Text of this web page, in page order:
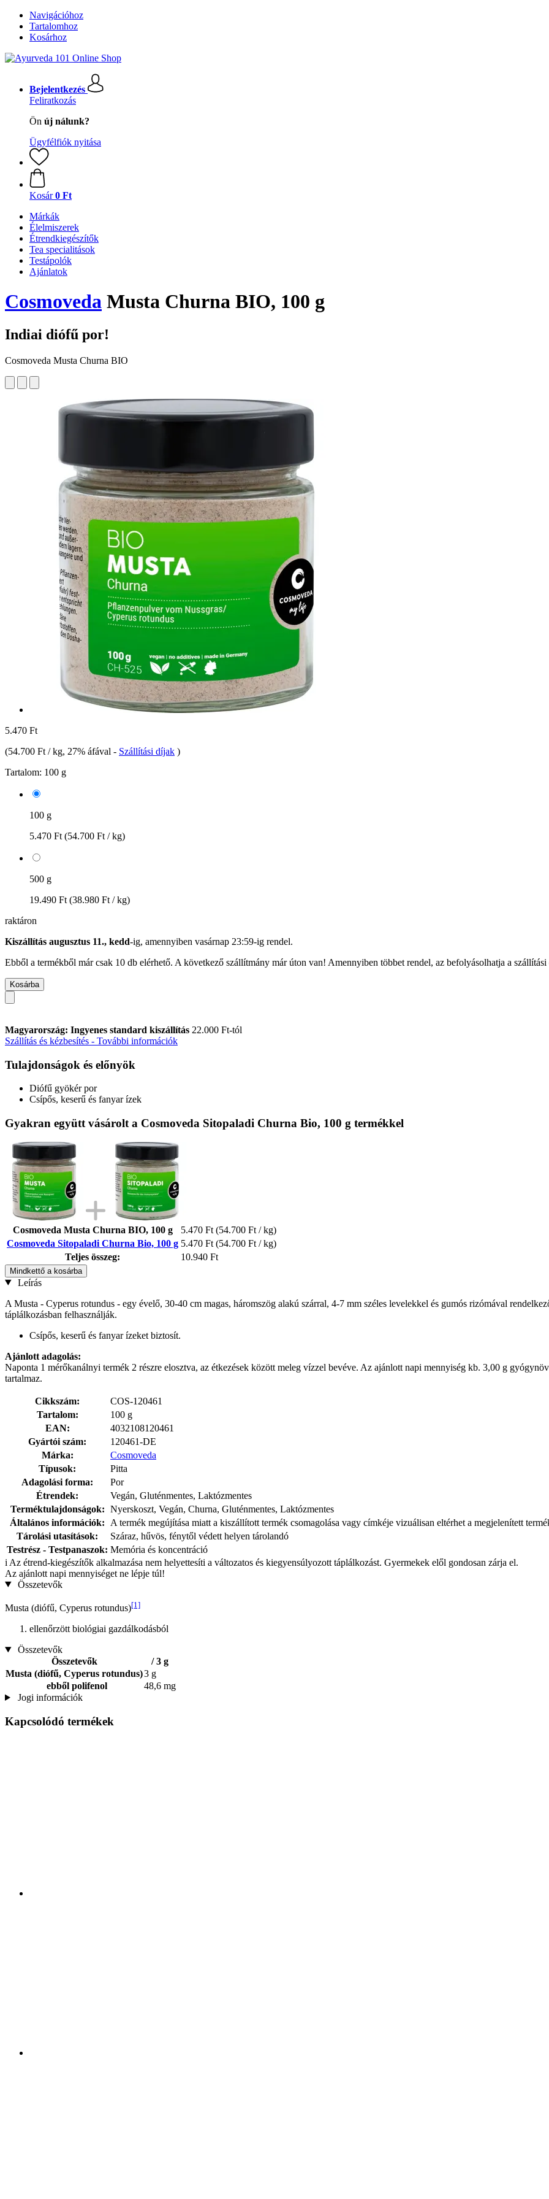
Navigációhoz
Tartalomhoz
Kosárhoz
Bejelentkezés
Feliratkozás
Ön új nálunk?
Ügyfélfiók nyitása
Kosár 0 Ft
Márkák
Élelmiszerek
Étrendkiegészítők
Tea specialitások
Testápolók
Ajánlatok
Cosmoveda Musta Churna BIO, 100 g
Indiai diófű por!
Cosmoveda Musta Churna BIO
5.470 Ft
(54.700 Ft / kg, 27% áfával - Szállítási díjak )
Tartalom: 100 g
100 g
5.470 Ft (54.700 Ft / kg)
500 g
19.490 Ft (38.980 Ft / kg)
raktáron
Kiszállítás augusztus 11., kedd-ig, amennyiben vasárnap 23:59-ig rendel.
Ebből a termékből már csak 10 db elérhető. A következő szállítmány már úton van! Amennyiben többet rendel, az befolyásolhatja a szállítási
Kosárba
Magyarország: Ingyenes standard kiszállítás 22.000 Ft-tól
Szállítás és kézbesítés - További információk
Tulajdonságok és előnyök
Diófű gyökér por
Csípős, keserű és fanyar ízek
Gyakran együtt vásárolt a Cosmoveda Sitopaladi Churna Bio, 100 g termékkel
Cosmoveda Musta Churna BIO, 100 g 5.470 Ft (54.700 Ft / kg)
Cosmoveda Sitopaladi Churna Bio, 100 g 5.470 Ft (54.700 Ft / kg)
Teljes összeg:
10.940 Ft
Mindkettő a kosárba
Leírás
A Musta - Cyperus rotundus - egy évelő, 30-40 cm magas, háromszög alakú szárral, 4-7 mm széles levelekkel és gumós rizómával
táplálkozásban felhasználják.
Csípős, keserű és fanyar ízeket biztosít.
Ajánlott adagolás:
Naponta 1 mérőkanálnyi termék 2 részre elosztva, az étkezések között meleg vízzel bevéve. Az ajánlott napi mennyiség kb. 3,00 g
tartalmaz.
Cikkszám:
COS-120461
Tartalom:
100 g
EAN:
4032108120461
Gyártói szám:
120461-DE
Márka:
Cosmoveda
Típusok:
Pitta
Adagolási forma:
Por
Étrendek:
Vegán, Gluténmentes, Laktózmentes
Terméktulajdonságok: Nyerskoszt, Vegán, Churna, Gluténmentes, Laktózmentes
Általános információk:
A termék megújítása miatt a kiszállított termék csomagolása vagy címkéje vizuálisan eltérhet a megjelenített
Tárolási utasítások:
Száraz, hűvös, fénytől védett helyen tárolandó
Testrész - Testpanaszok: Memória és koncentráció
i Az étrend-kiegészítők alkalmazása nem helyettesíti a változatos és kiegyensúlyozott táplálkozást. Gyermekek elől gondosan zárja el.
Az ajánlott napi mennyiséget ne lépje túl!
Összetevők
Musta (diófű, Cyperus rotundus)[1]
ellenőrzött biológiai gazdálkodásból
Összetevők
Összetevők
/ 3 g
Musta (diófű, Cyperus rotundus)3 g
ebből polifenol
48,6 mg
Jogi információk
Kapcsolódó termékek